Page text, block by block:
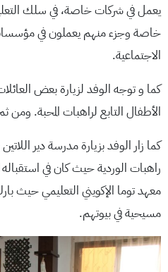
يعمل في شركات خاصة، في سلك
خاصة وجزء منهم يعملون في
الاجتماعية.
كما و توجه الوفد لزيارة بعض
الأطفال التابع لراهبات المحبة.
كما زار الوفد بزيارة مدرسة دير
راهبات الوردية حيث كان في استقباله
مسيحية في بيوتهم.